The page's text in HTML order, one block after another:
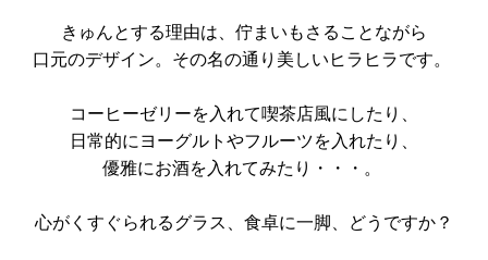
きゅんとする理由は、佇まいもさることながら
口元のデザイン。その名の通り美しいヒラヒラです。
コーヒーゼリーを入れて喫茶店風にしたり、
日常的にヨーグルトやフルーツを入れたり、
優雅にお酒を入れてみたり・・・。
心がくすぐられるグラス、食卓に一脚、どうですか？